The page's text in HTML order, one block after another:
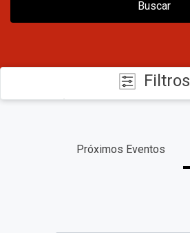
Buscar
Filtros
CATEGORÍAS
Próximos Eventos